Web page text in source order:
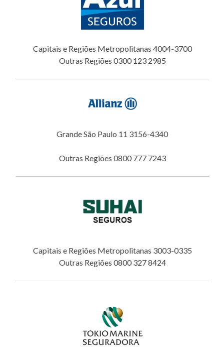
Capitais e Regiões Metropolitanas 4004-3700
Outras Regiões 0300 123 2985
Grande São Paulo 11 3156-4340
Outras Regiões 0800 777 7243
Capitais e Regiões Metropolitanas 3003-0335
Outras Regiões 0800 327 8424